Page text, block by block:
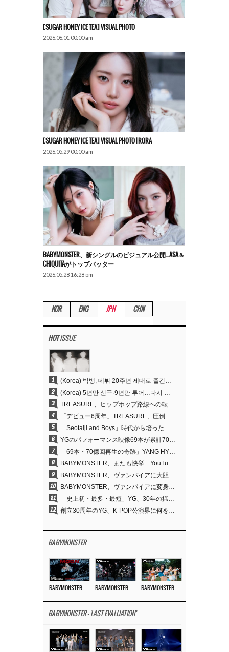
[SUGAR HONEY ICE TEA] VISUAL PHOTO
2026.06.01 00:00 am
[SUGAR HONEY ICE TEA] VISUAL PHOTO | RORA
2026.05.29 00:00 am
BABYMONSTER、新シングルのビジュアル公開…ASA＆
CHIQUITAがトップバッター
2026.05.28 16:28 pm
KOR ENG JPN CHN
HOTISSUE
1 (Korea) 빅뱅, 데뷔 20주년 제대로 즐긴다…잠실 뒤덮는 특별 이벤트→4년 만의 신곡
2 (Korea) 5년만 신곡·9년만 투어…다시 흐르는 ‘K팝 제왕’ 빅뱅의 시간
3 TREASURE、ヒップホップ路線への転換が的中…デビュー6周年でさらなる飛躍
4 「デビュー6周年」TREASURE、圧倒的な実力で証明した「YGの宝」の真価
5 「Seotaiji and Boys」時代から培ったダンスDNA…YANG HYUN SUK、YGのパフォーマンスビデオ70億回再生の原点
6 YGのパフォーマンス映像69本が累計70億回再生…YANG HYUN SUKの制作哲学が実を結ぶ
7 「69本・70億回再生の奇跡」YANG HYUN SUK、YGのパフォーマンスビデオを100％自ら手掛けた理由
8 BABYMONSTER、またも快挙…YouTubeワールドワイドトレンドで1位に
9 BABYMONSTER、ヴァンパイアに大胆変身…YouTubeトレンド1位を獲得
10 BABYMONSTER、ヴァンパイアに変身…「MOON」で3か月にわたるプロジェクトを締めくくる
11 「史上初・最多・最短」YG、30年の揺るぎない信念が切り開いたK-POPツアーの新境地
12 創立30周年のYG、K-POP公演界に何を残したのか
BABYMONSTER
BABYMONSTER – ‘MOON’ M/V BABYMONSTER – ‘MOON’ PERFORMANCE VIDEO BABYMONSTER – ‘I LIKE IT’ M/V
BABYMONSTER - 'LAST EVALUATION'